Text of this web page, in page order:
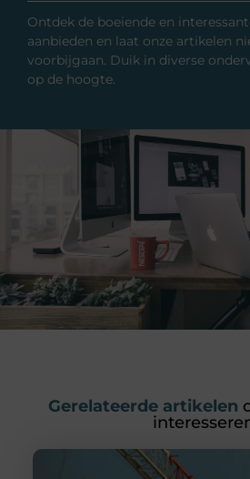
Ontdek de boeiende en
aanbieden en laat onze artikelen
voorbijgaan. Duik in diverse
op de hoogte.
Gerelateerde artikelen